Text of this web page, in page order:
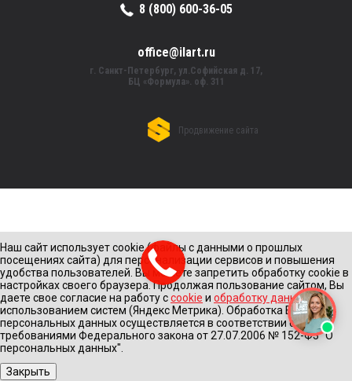
8 (800) 600-36-05
office@ilart.ru
г. Санкт-Петербург, ул.Софийская д. 17,
БЦ «Формула». оф. 311
Продвижение сайта
Наш сайт использует cookie (файлы с данными о прошлых
посещениях сайта) для персонализации сервисов и повышения
удобства пользователей. Вы можете запретить обработку cookie в
настройках своего браузера. Продолжая пользование сайтом, Вы
даете свое согласие на работу сcookie и обработку данныхс
использованием систем (Яндекс Метрика). Обработка Ваших
персональных данных осуществляется в соответствии с
требованиями Федерального закона от 27.07.2006 № 152-Ф3 "О
персональных данных".
Закрыть